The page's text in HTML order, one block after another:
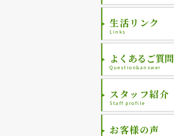
生活リンク
Links
よくあるご質問
Question&answer
スタッフ紹介
Staff profile
お客様の声